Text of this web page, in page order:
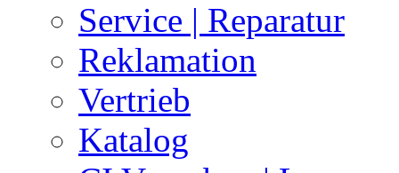
Service | Reparatur
Reklamation
Vertrieb
Katalog